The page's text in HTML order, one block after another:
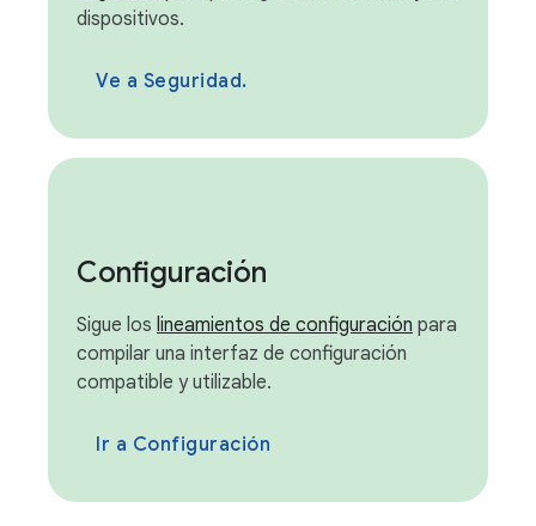
dispositivos.
Ve a Seguridad.
Configuración
Sigue los lineamientos de configuración para
compilar una interfaz de configuración
compatible y utilizable.
Ir a Configuración